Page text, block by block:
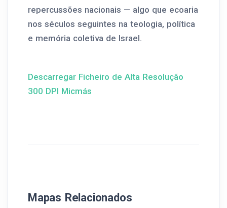
repercussões nacionais — algo que ecoaria
nos séculos seguintes na teologia, política
e memória coletiva de Israel.
Descarregar Ficheiro de Alta Resolução
300 DPI Micmás
Mapas Relacionados